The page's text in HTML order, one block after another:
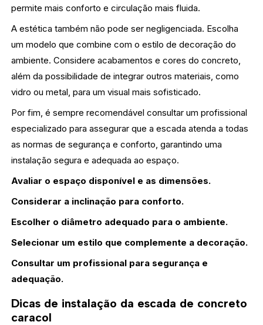
permite mais conforto e circulação mais fluida.
A estética também não pode ser negligenciada. Escolha
um modelo que combine com o estilo de decoração do
ambiente. Considere acabamentos e cores do concreto,
além da possibilidade de integrar outros materiais, como
vidro ou metal, para um visual mais sofisticado.
Por fim, é sempre recomendável consultar um profissional
especializado para assegurar que a escada atenda a todas
as normas de segurança e conforto, garantindo uma
instalação segura e adequada ao espaço.
Avaliar o espaço disponível e as dimensões.
Considerar a inclinação para conforto.
Escolher o diâmetro adequado para o ambiente.
Selecionar um estilo que complemente a decoração.
Consultar um profissional para segurança e
adequação.
Dicas de instalação da escada de concreto
caracol